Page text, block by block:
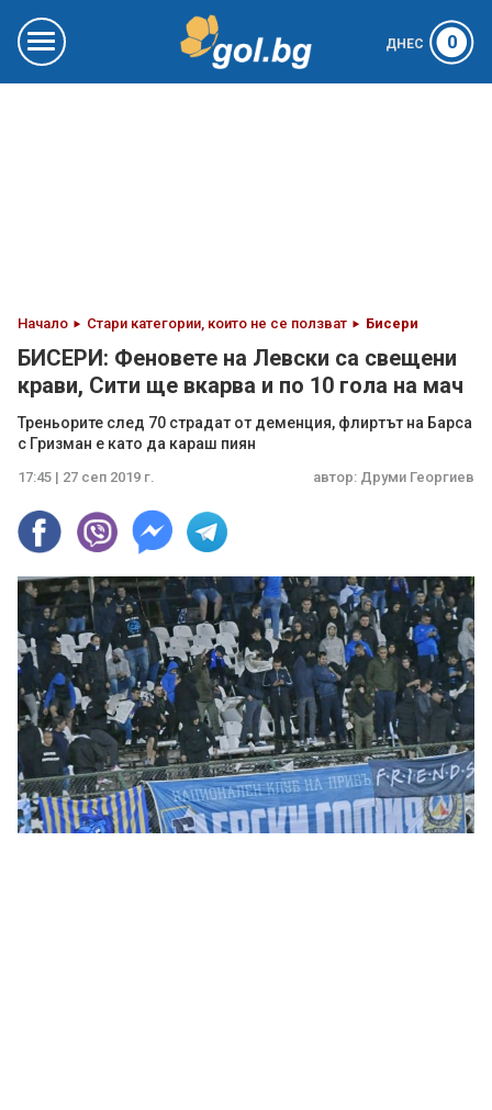
ДНЕС 0
Начало Стари категории, които не се ползват Бисери
БИСЕРИ: Феновете на Левски са свещени
крави, Сити ще вкарва и по 10 гола на мач
Треньорите след 70 страдат от деменция, флиртът на Барса
с Гризман е като да караш пиян
17:45 | 27 сеп 2019 г. автор: Друми Георгиев